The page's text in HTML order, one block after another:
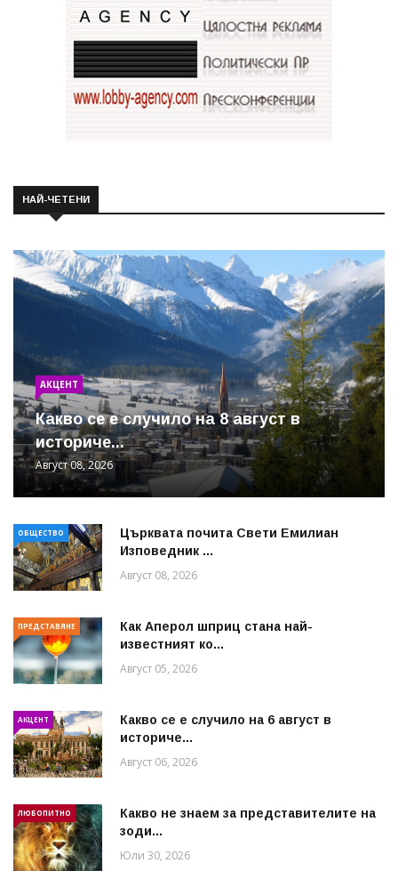
НАЙ-ЧЕТЕНИ
АКЦЕНТ
Какво се е случило на 8 август в
историче...
Август 08, 2026
ОБЩЕСТВО
Църквата почита Свeти Емилиан
Изповедник ...
Август 08, 2026
ПРЕДСТАВЯНЕ
Как Аперол шприц стана най-
известният ко...
Август 05, 2026
АКЦЕНТ
Какво се е случило на 6 август в
историче...
Август 06, 2026
ЛЮБОПИТНО
Какво не знаем за представителите на
зоди...
Юли 30, 2026